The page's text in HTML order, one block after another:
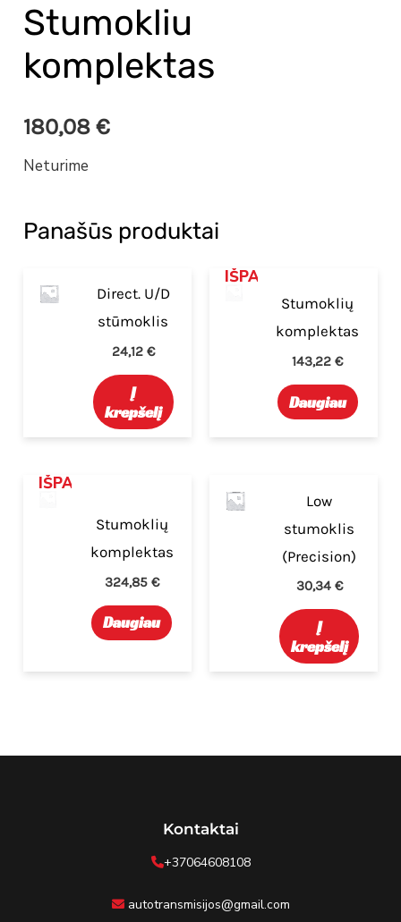
Stumokliu
komplektas
180,08€
Neturime
Panašūs produktai
Direct. U/D
stūmoklis
24,12 €
Į
krepšelį
IŠPARDUOTA
Stumoklių
komplektas
143,22€
Daugiau
IŠPARDUOTA
Stumoklių
komplektas
324,85 €
Daugiau
Low
stumoklis
(Precision)
30,34 €
Į
krepšelį
Kontaktai
+37064608108
autotransmisijos@gmail.com